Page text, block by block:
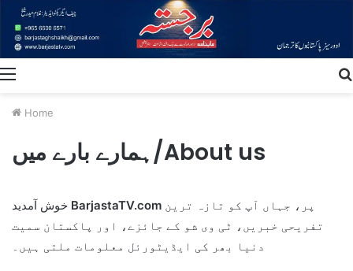
Menu
Home
ہمارے بارے میں/About us
BarjastaTV.com
تفریحی خبریں، ٹی وی شو کے جائزے، اور پاکستان سمیت
دنیا بھر کی ایڈیٹورئل معلومات ملتی ہیں۔